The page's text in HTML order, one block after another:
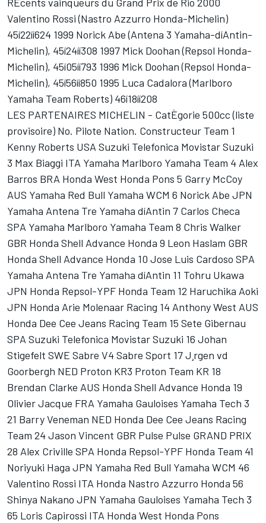
Valentino Rossi (Nastro Azzurro Honda-Michelin)
45í22íí624 1999 Norick Abe (Antena 3 Yamaha-díAntin-
Michelin), 45í24íí308 1997 Mick Doohan (Repsol Honda-
Michelin), 45í05íí793 1996 Mick Doohan (Repsol Honda-
Michelin), 45í56íí850 1995 Luca Cadalora (Marlboro
Yamaha Team Roberts) 46í18íí208
LES PARTENAIRES MICHELIN - CatÈgorie 500cc (liste
provisoire) No. Pilote Nation. Constructeur Team 1
Kenny Roberts USA Suzuki Telefonica Movistar Suzuki
3 Max Biaggi ITA Yamaha Marlboro Yamaha Team 4 Alex
Barros BRA Honda West Honda Pons 5 Garry McCoy
AUS Yamaha Red Bull Yamaha WCM 6 Norick Abe JPN
Yamaha Antena Tre Yamaha díAntin 7 Carlos Checa
SPA Yamaha Marlboro Yamaha Team 8 Chris Walker
GBR Honda Shell Advance Honda 9 Leon Haslam GBR
Honda Shell Advance Honda 10 Jose Luis Cardoso SPA
Yamaha Antena Tre Yamaha díAntin 11 Tohru Ukawa
JPN Honda Repsol-YPF Honda Team 12 Haruchika Aoki
JPN Honda Arie Molenaar Racing 14 Anthony West AUS
Honda Dee Cee Jeans Racing Team 15 Sete Gibernau
SPA Suzuki Telefonica Movistar Suzuki 16 Johan
Stigefelt SWE Sabre V4 Sabre Sport 17 J¸rgen vd
Goorbergh NED Proton KR3 Proton Team KR 18
Brendan Clarke AUS Honda Shell Advance Honda 19
Olivier Jacque FRA Yamaha Gauloises Yamaha Tech 3
21 Barry Veneman NED Honda Dee Cee Jeans Racing
Team 24 Jason Vincent GBR Pulse Pulse GRAND PRIX
28 Alex Criville SPA Honda Repsol-YPF Honda Team 41
Noriyuki Haga JPN Yamaha Red Bull Yamaha WCM 46
Valentino Rossi ITA Honda Nastro Azzurro Honda 56
Shinya Nakano JPN Yamaha Gauloises Yamaha Tech 3
65 Loris Capirossi ITA Honda West Honda Pons